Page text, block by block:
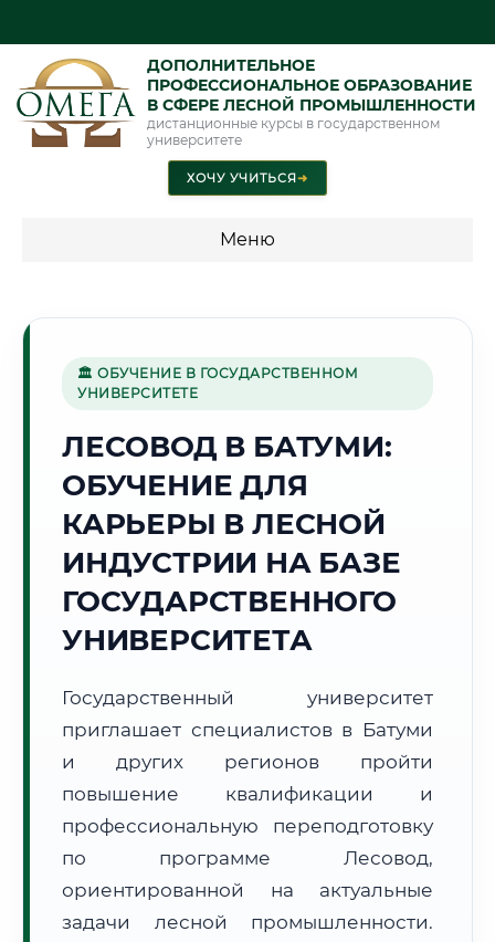
ДОПОЛНИТЕЛЬНОЕ
ПРОФЕССИОНАЛЬНОЕ ОБРАЗОВАНИЕ
В СФЕРЕ ЛЕСНОЙ ПРОМЫШЛЕННОСТИ
дистанционные курсы в государственном
университете
ХОЧУ УЧИТЬСЯ➜
Меню
промышленность"
🌊
Г. БАТУМИ
Точное местное время:
12:20:18
Суббота, 8 Августа
🌅 Восход:06:15 🌇 Закат: 20:23
📍 Региональная справка
Часовой пояс:
UTC+4
Формат учебы:
Дистанционно
🏛 ОБУЧЕНИЕ В ГОСУДАРСТВЕННОМ
УНИВЕРСИТЕТЕ
ЛЕСОВОД В БАТУМИ:
ОБУЧЕНИЕ ДЛЯ
КАРЬЕРЫ В ЛЕСНОЙ
ИНДУСТРИИ НА БАЗЕ
ГОСУДАРСТВЕННОГО
УНИВЕРСИТЕТА
Государственный университет
приглашает специалистов в Батуми
и других регионов пройти
повышение квалификации и
профессиональную переподготовку
по программе Лесовод,
ориентированной на актуальные
задачи лесной промышленности.